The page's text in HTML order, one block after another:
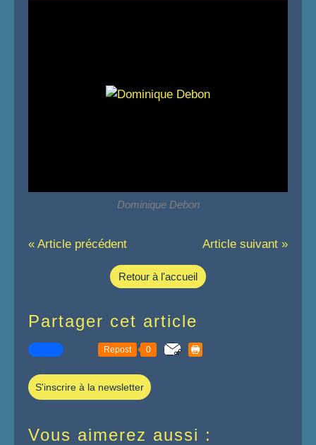
Dominique Debon
« Article précédent Article suivant »
Retour à l'accueil
Partager cet article
Repost 0
S'inscrire à la newsletter
Vous aimerez aussi :